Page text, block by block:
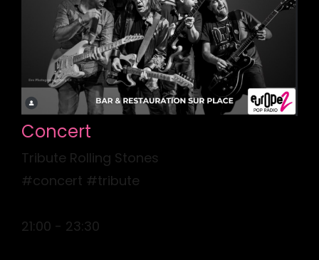
Concert
Tribute Rolling Stones
#concert #tribute
21:00 - 23:30